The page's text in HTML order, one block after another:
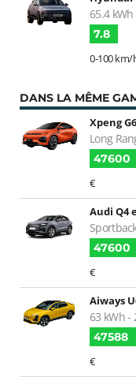
65.4 kWh
7.8
0-100 km/
DANS LA MÊME
Xpeng G6
Long
47600
€
Audi Q4
47600
€
Aiways
63 kWh -
47588
€